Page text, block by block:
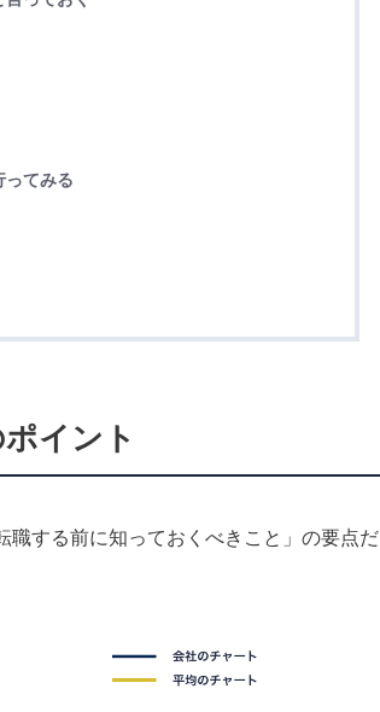
ってみる
イント
職する前に知っておくべきこと」の要点だ